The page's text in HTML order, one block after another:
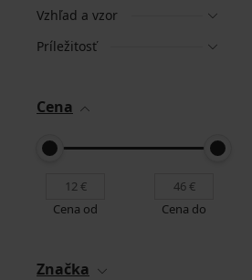
Vzhľad a vzor
Príležitosť
Cena
Cena od Cena do
Značka